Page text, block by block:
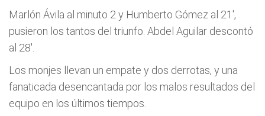
Marlón Ávila al minuto 2 y Humberto Gómez al 21',
pusieron los tantos del triunfo. Abdel Aguilar descontó
al 28'.
Los monjes llevan un empate y dos derrotas, y una
fanaticada desencantada por los malos resultados del
equipo en los últimos tiempos.